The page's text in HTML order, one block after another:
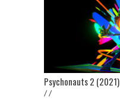
Psychonauts 2 (2021)
/ /